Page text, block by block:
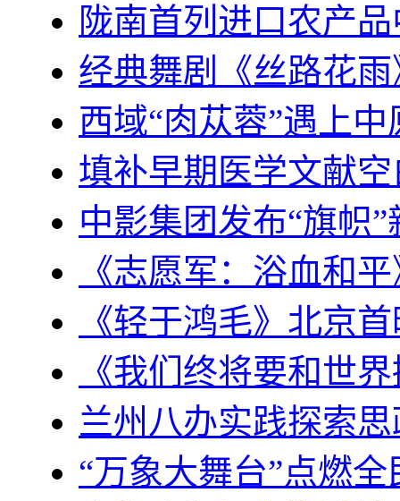
陇南首列进口农产
经典舞剧《丝路花
西域“肉苁蓉”遇上中
填补早期医学文献
中影集团发布“旗帜
《志愿军：浴血和
《轻于鸿毛》北京
《我们终将要和世
兰州八办实践探索
“万象大舞台”点燃